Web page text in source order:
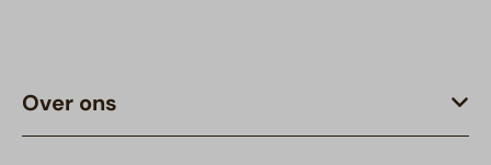
Over ons